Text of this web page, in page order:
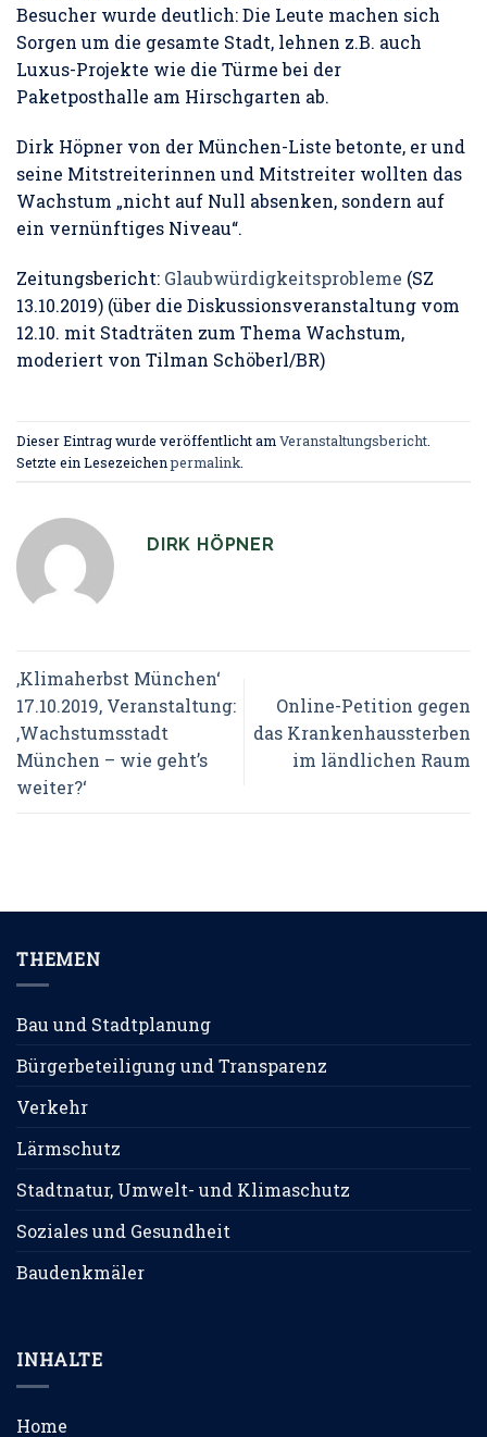
Besucher wurde deutlich: Die Leute machen sich
Sorgen um die gesamte Stadt, lehnen z.B. auch
Luxus-Projekte wie die Türme bei der
Paketposthalle am Hirschgarten ab.
Dirk Höpner von der München-Liste betonte, er und
seine Mitstreiterinnen und Mitstreiter wollten das
Wachstum „nicht auf Null absenken, sondern auf
ein vernünftiges Niveau“.
Zeitungsbericht: Glaubwürdigkeitsprobleme (SZ
13.10.2019) (über die Diskussionsveranstaltung vom
12.10. mit Stadträten zum Thema Wachstum,
moderiert von Tilman Schöberl/BR)
Dieser Eintrag wurde veröffentlicht am Veranstaltungsbericht
Setzte ein Lesezeichenpermalink
DIRK HÖPNER
‚Klimaherbst München‘
17.10.2019, Veranstaltung:
‚Wachstumsstadt
München – wie geht’s
weiter?‘
Online-Petition gegen
das Krankenhaussterben
im ländlichen Raum
THEMEN
Bau und Stadtplanung
Bürgerbeteiligung und Transparenz
Verkehr
Lärmschutz
Stadtnatur, Umwelt- und Klimaschutz
Soziales und Gesundheit
Baudenkmäler
INHALTE
Home